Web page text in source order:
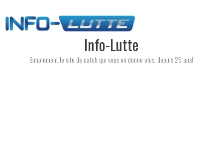
to
content
Info-Lutte
Simplement le site de catch qui vous en donne plus, depuis 25 ans!